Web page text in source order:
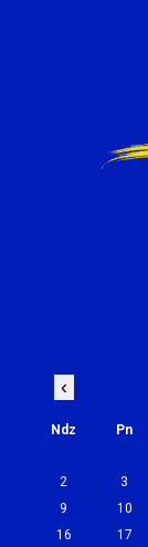
‹
Ndz Pn
2
3
9
10
16
17